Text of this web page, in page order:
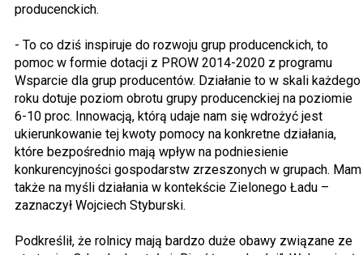
producenckich.
- To co dziś inspiruje do rozwoju grup producenckich, to
pomoc w formie dotacji z PROW 2014-2020 z programu
Wsparcie dla grup producentów. Działanie to w skali każdego
roku dotuje poziom obrotu grupy producenckiej na poziomie
6-10 proc. Innowacją, którą udaje nam się wdrożyć jest
ukierunkowanie tej kwoty pomocy na konkretne działania,
które bezpośrednio mają wpływ na podniesienie
konkurencyjności gospodarstw zrzeszonych w grupach. Mam
także na myśli działania w kontekście Zielonego Ładu –
zaznaczył Wojciech Styburski.
Podkreślił, że rolnicy mają bardzo duże obawy związane ze